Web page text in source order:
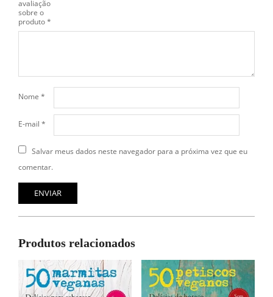
avaliação
sobre o
produto*
Nome *
E-mail *
Salvar meus dados neste navegador para a próxima vez que eu
comentar.
Produtos relacionados